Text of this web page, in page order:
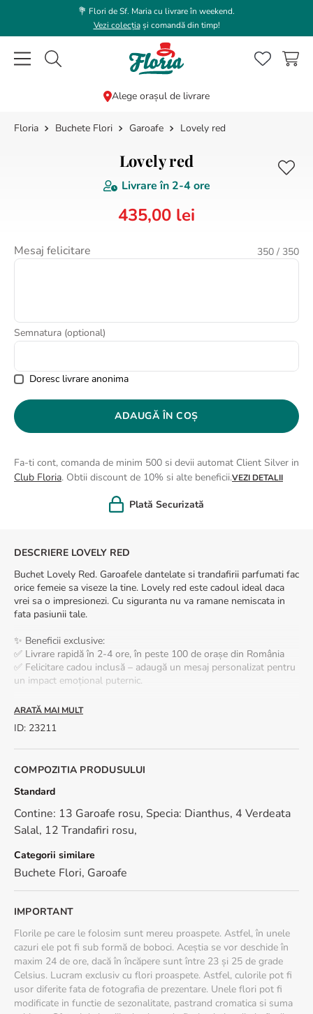
💐 Flori de Sf. Maria cu livrare în weekend.
Vezi colecțiași comandă din timp!
Caută flori, plante, cadouri...
Alege orașul de livrare
Buchete Flori Garoafe Lovely red
Lovely red
Livrare în 2-4 ore
435,00 lei
Mesaj felicitare 350 / 350
Semnatura (optional)
Doresc livrare anonima
ADAUGĂ ÎN COȘ
Fa-ti cont, comanda de minim 500 si devii automat Client Silver in
Club Floria. Obtii discount de 10% si alte beneficii.VEZI DETALII
Felicitare cadou
DESCRIERE LOVELY RED
Buchet Lovely Red. Garoafele dantelate si trandafirii parfumati fac
orice femeie sa viseze la tine. Lovely red este cadoul ideal daca
vrei sa o impresionezi. Cu siguranta nu va ramane nemiscata in
fata pasiunii tale.
✨ Beneficii exclusive:
✅ Livrare rapidă în 2-4 ore, în peste 100 de orașe din România
✅ Felicitare cadou inclusă – adaugă un mesaj personalizat pentru
un impact emoțional puternic.
*Pentru ca lucram doar cu flori naturale, proaspete, nuanta
🌿 Vrei ca acest buchet sa reziste cat mai mult? Iata cum poti sa
- Foloseste apa plata. Umple vaza pana la jumatate.
- Toarna in apa putina zeama de lamaie si putin zahar.
- Atunci cand tai coditele florilor, e indicat sa faci acest lucru sub
apa. Taiate in aer liber, tija absoarbe aer, ducand la moartea
prematura a plantei. Taie codita oblic, aproximativ 2 cm.
- Cand pui florile in vaza, nu lasa apa pe tulpina, muguri sau
frunze.
- Schimba apa zilnic.
Dimensiune: 40 cm (inaltime) - 30 cm (diametrul buchetului)
ARATĂ MAI MULT
ID: 23211
COMPOZITIA PRODUSULUI
Standard
Contine: 13 Garoafe rosu, Specia: Dianthus, 4 Verdeata
Salal, 12 Trandafiri rosu,
Categorii similare
Buchete Flori, Garoafe
IMPORTANT
Florile pe care le folosim sunt mereu proaspete. Astfel, în unele
cazuri ele pot fi sub formă de boboci. Aceștia se vor deschide în
maxim 24 de ore, dacă în încăpere sunt între 23 și 25 de grade
Celsius. Lucram exclusiv cu flori proaspete. Astfel, culorile pot fi
usor diferite fata de fotografia de prezentare. Unele flori pot fi
modificate in functie de sezonalitate, pastrand cromatica si suma
CĂUTĂRI POPULARE
5.
buchet lalele
8.
buchet crini
9
10. crin